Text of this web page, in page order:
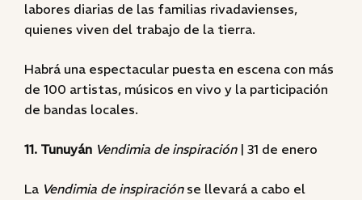
labores diarias de las familias rivadavienses,
quienes viven del trabajo de la tierra.
Habrá una espectacular puesta en escena con más
de 100 artistas, músicos en vivo y la participación
de bandas locales.
11. Tunuyán Vendimia de inspiración| 31 de enero
La Vendimia de inspiraciónse llevará a cabo el